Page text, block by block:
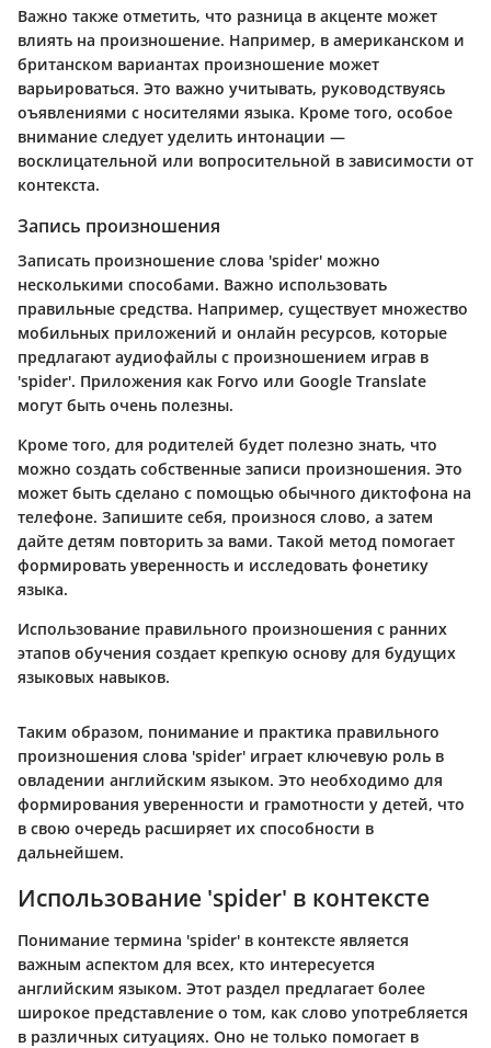
Важно также отметить, что разница в акценте может
влиять на произношение. Например, в американском и
британском вариантах произношение может
варьироваться. Это важно учитывать, руководствуясь
оъявлениями с носителями языка. Кроме того, особое
внимание следует уделить интонации —
восклицательной или вопросительной в зависимости от
контекста.
Запись произношения
Записать произношение слова 'spider' можно
несколькими способами. Важно использовать
правильные средства. Например, существует множество
мобильных приложений и онлайн ресурсов, которые
предлагают аудиофайлы с произношением играв в
'spider'. Приложения как Forvo или Google Translate
могут быть очень полезны.
Кроме того, для родителей будет полезно знать, что
можно создать собственные записи произношения. Это
может быть сделано с помощью обычного диктофона на
телефоне. Запишите себя, произнося слово, а затем
дайте детям повторить за вами. Такой метод помогает
формировать уверенность и исследовать фонетику
языка.
Использование правильного произношения с ранних
этапов обучения создает крепкую основу для будущих
языковых навыков.
Таким образом, понимание и практика правильного
произношения слова 'spider' играет ключевую роль в
овладении английским языком. Это необходимо для
формирования уверенности и грамотности у детей, что
в свою очередь расширяет их способности в
дальнейшем.
Использование 'spider' в контексте
Понимание термина 'spider' в контексте является
важным аспектом для всех, кто интересуется
английским языком. Этот раздел предлагает более
широкое представление о том, как слово употребляется
в различных ситуациях. Оно не только помогает в